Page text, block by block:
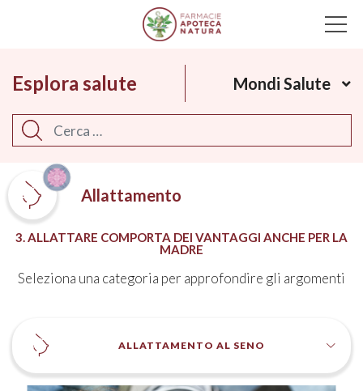
Main Navigation
Esplora salute Mondi Salute
Cerca
Allattamento
3. ALLATTARE COMPORTA DEI VANTAGGI ANCHE PER LA
MADRE
Seleziona una categoria per approfondire gli argomenti
ALLATTAMENTO AL SENO